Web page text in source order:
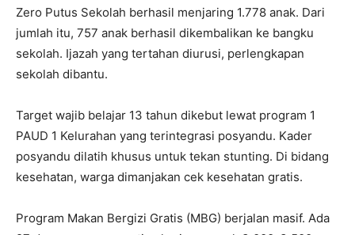
Zero Putus Sekolah berhasil menjaring 1.778 anak. Dari
jumlah itu, 757 anak berhasil dikembalikan ke bangku
sekolah. Ijazah yang tertahan diurusi, perlengkapan
sekolah dibantu.
Target wajib belajar 13 tahun dikebut lewat program 1
PAUD 1 Kelurahan yang terintegrasi posyandu. Kader
posyandu dilatih khusus untuk tekan stunting. Di bidang
kesehatan, warga dimanjakan cek kesehatan gratis.
Program Makan Bergizi Gratis (MBG) berjalan masif. Ada